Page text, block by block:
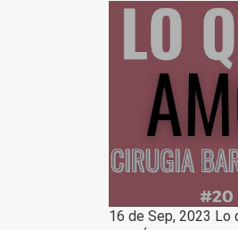
16 de Sep, 2023 Lo